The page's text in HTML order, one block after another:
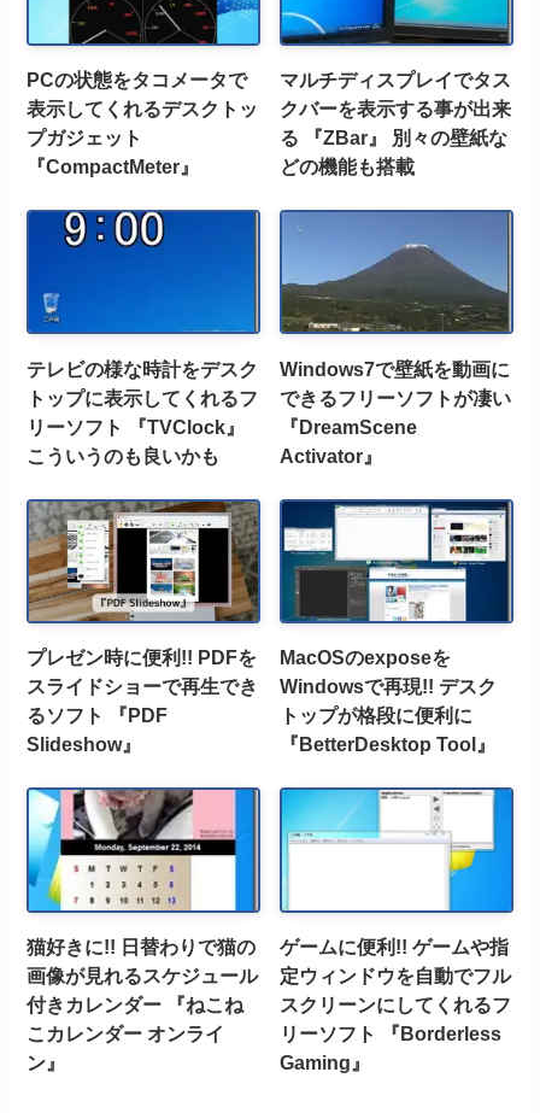
PCの状態をタコメータで
表示してくれるデスクトッ
プガジェット
『CompactMeter』
マルチディスプレイでタス
クバーを表示する事が出来
る 『ZBar』 別々の壁紙な
どの機能も搭載
テレビの様な時計をデスク
トップに表示してくれるフ
リーソフト 『TVClock』
こういうのも良いかも
Windows7で壁紙を動画に
できるフリーソフトが凄い
『DreamScene
Activator』
プレゼン時に便利!! PDFを
スライドショーで再生でき
るソフト 『PDF
Slideshow』
MacOSのexposeを
Windowsで再現!! デスク
トップが格段に便利に
『BetterDesktop Tool』
猫好きに!! 日替わりで猫の
画像が見れるスケジュール
付きカレンダー 『ねこね
こカレンダー オンライ
ン』
ゲームに便利!! ゲームや指
定ウィンドウを自動でフル
スクリーンにしてくれるフ
リーソフト 『Borderless
Gaming』